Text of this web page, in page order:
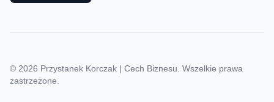
© 2026 Przystanek Korczak | Cech Biznesu. Wszelkie prawa
zastrzeżone.